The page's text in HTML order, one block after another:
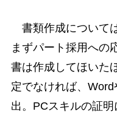
書類作成について
まずパート採用への
書は作成してほいた
定でなければ、
出。PCスキルの証明